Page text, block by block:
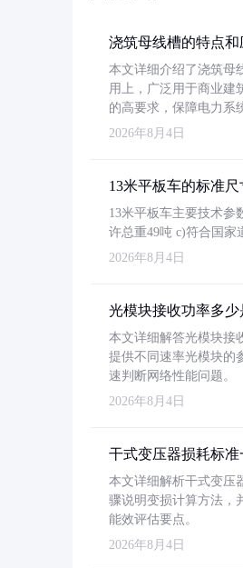
浇筑母线槽的特点和
本文详细介绍了浇筑母
用上，广泛用于商业建
的高要求，保障电力系
2026年8月4日
13米平板车的标准
13米平板车主要技术参
许总重49吨 c)符合国家
2026年8月4日
光模块接收功率多少
本文详细解答光模块接
提供不同速率光模块的
速判断网络性能问题。
2026年8月4日
干式变压器损耗标
本文详细解析干式变压
骤说明变损计算方法，
能效评估要点。
2026年8月4日